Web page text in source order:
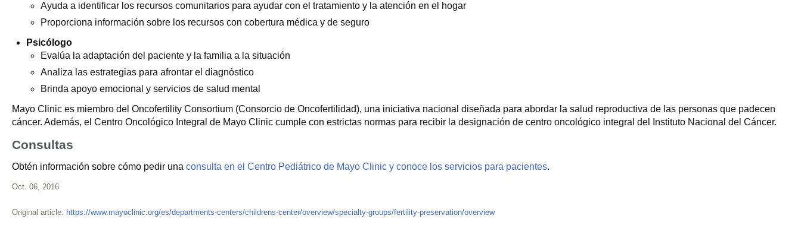
Ayuda a identificar los recursos comunitarios para ayudar con el tratamiento y la atención en el hogar
Proporciona información sobre los recursos con cobertura médica y de seguro
Psicólogo
Evalúa la adaptación del paciente y la familia a la situación
Analiza las estrategias para afrontar el diagnóstico
Brinda apoyo emocional y servicios de salud mental
Mayo Clinic es miembro del Oncofertility Consortium (Consorcio de Oncofertilidad), una iniciativa nacional diseñada para abordar la salud reproductiva de las personas que padecen
cáncer. Además, el Centro Oncológico Integral de Mayo Clinic cumple con estrictas normas para recibir la designación de centro oncológico integral del Instituto Nacional del Cáncer.
Consultas
Obtén información sobre cómo pedir una consulta en el Centro Pediátrico de Mayo Clinic y conoce los servicios para pacientes.
Oct. 06, 2016
Original article: https://www.mayoclinic.org/es/departments-centers/childrens-center/overview/specialty-groups/fertility-preservation/overview